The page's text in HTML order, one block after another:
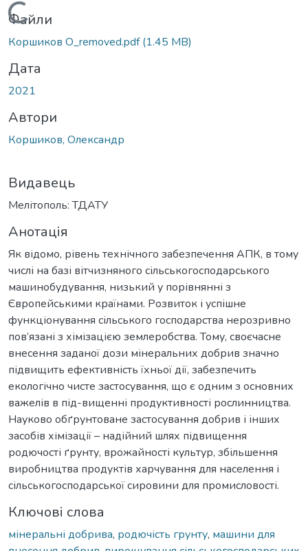
Вантажиться...
Файли
Коршиков О_removed.pdf(1.45 MB)
Дата
2021
Автори
Коршиков, Олександр
Видавець
Мелітополь: ТДАТУ
Анотація
Як відомо, рівень технічного забезпечення АПК, в тому
числі на базі вітчизняного сільськогосподарського
машинобудування, низький у порівнянні з
Європейськими країнами. Розвиток і успішне
функціонування сільського господарства нерозривно
пов’язані з хімізацією землеробства. Тому, своєчасне
внесення заданої дози мінеральних добрив значно
підвищить ефективність їхньої дії, забезпечить
екологічно чисте застосування, що є одним з основних
важелів в під-вищенні продуктивності рослинництва.
Науково обґрунтоване застосування добрив і інших
засобів хімізації – надійний шлях підвищення
родючості ґрунту, врожайності культур, збільшення
виробництва продуктів харчування для населення і
сільськогосподарської сировини для промисловості.
Ключові слова
мінеральні добрива, родючість грунту, машини для